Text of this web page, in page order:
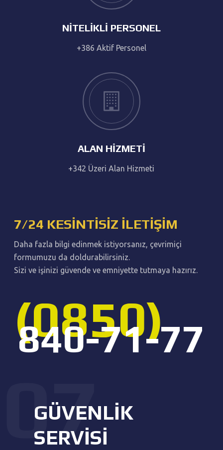
NITELIKLI PERSONEL
+386 Aktif Personel
ALAN HIZMETI
+342 Üzeri Alan Hizmeti
7/24 KESINTISIZ İLETIŞIM
Daha fazla bilgi edinmek istiyorsanız, çevrimiçi
formumuzu da doldurabilirsiniz.
Sizi ve işinizi güvende ve emniyette tutmaya hazırız.
(0850)
840-71-77
GÜVENLIK
SERVISI